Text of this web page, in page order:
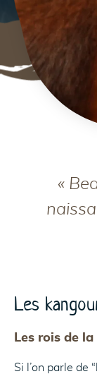
«
Les
Les rois de
Si l’on parle de